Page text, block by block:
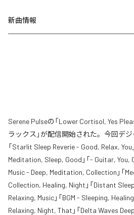
新曲情報
Serene Pulseの「Lower Cortisol, Yes
ラックス」が配信開始された。今回デ
「Starlit Sleep Reverie - Good, Relax, You
Meditation, Sleep, Good」「- Guitar, You,
Music - Deep, Meditation, Collection」「
Collection, Healing, Night」「Distant
Relaxing, Music」「BGM - Sleeping,
Relaxing, Night, That」「Delta Waves